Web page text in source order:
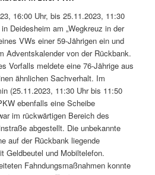
16:00 Uhr, bis 25.11.2023, 11:30
Deidesheim am „Wegkreuz in der
VWs einer 59-Jährigen ein und
Adventskalender von der Rückbank.
Vorfalls meldete eine 76-Jährige aus
ähnlichen Sachverhalt. Im
(25.11.2023, 11:30 Uhr bis 11:50
ebenfalls eine Scheibe
im rückwärtigen Bereich des
abgestellt. Die unbekannte
auf der Rückbank liegende
Geldbeutel und Mobiltelefon.
Fahndungsmaßnahmen konnte